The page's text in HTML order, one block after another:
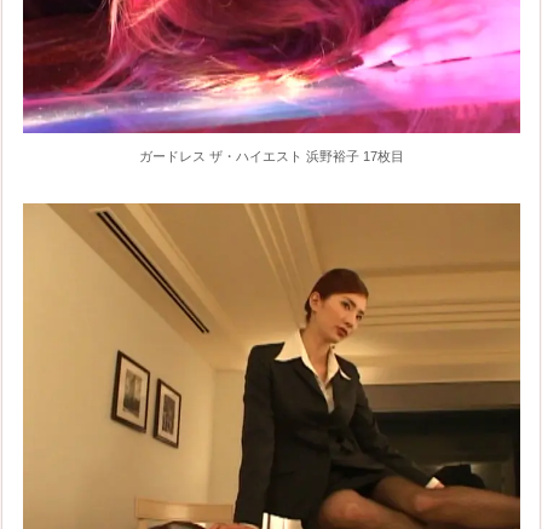
ガードレス ザ・ハイエスト 浜野裕子 17枚目